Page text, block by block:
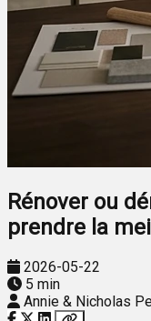
Rénover ou
prendre la
2026-05-22
5 min
Annie & Nicholas